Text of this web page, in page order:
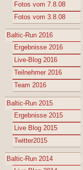
Fotos vom 7.8.08
Fotos vom 3.8.08
Baltic-Run 2016
Ergebnisse 2016
Live-Blog 2016
Teilnehmer 2016
Team 2016
Baltic-Run 2015
Ergebnisse 2015
Live Blog 2015
Twitter2015
Baltic-Run 2014